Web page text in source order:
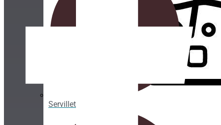
Servilletas